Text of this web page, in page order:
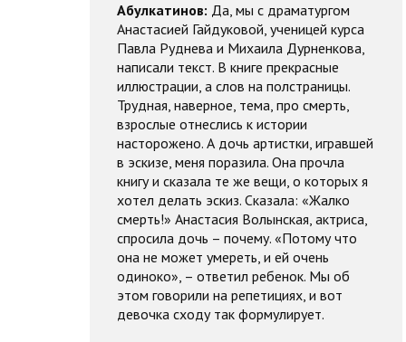
Абулкатинов: Да, мы с драматургом
Анастасией Гайдуковой, ученицей курса
Павла Руднева и Михаила Дурненкова,
написали текст. В книге прекрасные
иллюстрации, а слов на полстраницы.
Трудная, наверное, тема, про смерть,
взрослые отнеслись к истории
насторожено. А дочь артистки, игравшей
в эскизе, меня поразила. Она прочла
книгу и сказала те же вещи, о которых я
хотел делать эскиз. Сказала: «Жалко
смерть!» Анастасия Волынская, актриса,
спросила дочь – почему. «Потому что
она не может умереть, и ей очень
одиноко», – ответил ребенок. Мы об
этом говорили на репетициях, и вот
девочка сходу так формулирует.